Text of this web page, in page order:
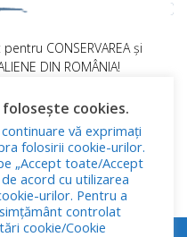
CONSERVAREA și
DIN ROMÂNIA!
privind fișierele cookies
cookies.
vă exprimați
folosirii cookie-urilor.
„Accept toate/Accept
de acord cu utilizarea
urilor. Pentru a
controlat
cookie/Cookie